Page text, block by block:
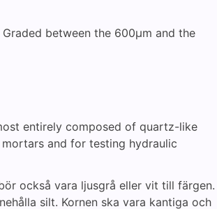
Graded between the 600μm and the
entirely composed of quartz-like
and for testing hydraulic
också vara ljusgrå eller vit till färgen.
silt. Kornen ska vara kantiga och